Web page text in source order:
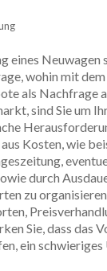
eines Neuwagen
wohin mit
als Nachfrage
sind Sie um
Kosten, wie
durch
zu
Sie, dass das
ein